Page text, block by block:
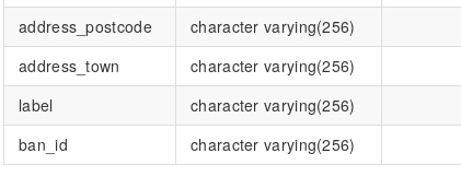
address_postcode
character varying(256)
address_town
character varying(256)
label
character varying(256)
ban_id
character varying(256)